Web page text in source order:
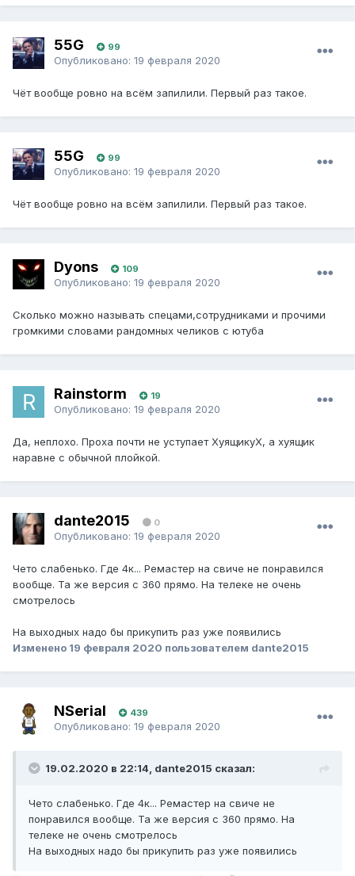
55G 99
Опубликовано: 19 февраля 2020
Чёт вообще ровно на всём запилили. Первый раз такое.
55G 99
Опубликовано: 19 февраля 2020
Чёт вообще ровно на всём запилили. Первый раз такое.
Dyons 109
Опубликовано: 19 февраля 2020
Сколько можно называть спецами,сотрудниками и прочими
громкими словами рандомных челиков с ютуба
Rainstorm 19
Опубликовано: 19 февраля 2020
Да, неплохо. Проха почти не уступает ХуящикуХ, а хуящик
наравне с обычной плойкой.
dante2015 0
Опубликовано: 19 февраля 2020
Чето слабенько. Где 4к... Ремастер на свиче не понравился
вообще. Та же версия с 360 прямо. На телеке не очень
смотрелось
На выходных надо бы прикупить раз уже появились
Изменено 19 февраля 2020 пользователем dante2015
NSerial 439
Опубликовано: 19 февраля 2020
19.02.2020 в 22:14, dante2015 сказал:
Чето слабенько. Где 4к... Ремастер на свиче не
понравился вообще. Та же версия с 360 прямо. На
телеке не очень смотрелось
На выходных надо бы прикупить раз уже появились